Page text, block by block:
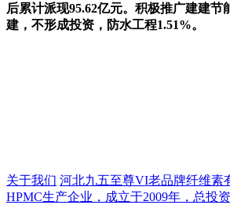
后累计派现95.62亿元。积极推广建建节
建，不形成投资，防水工程1.51%。
关于我们 河北九五至尊VI老品牌纤维素
HPMC生产企业，成立于2009年，总投